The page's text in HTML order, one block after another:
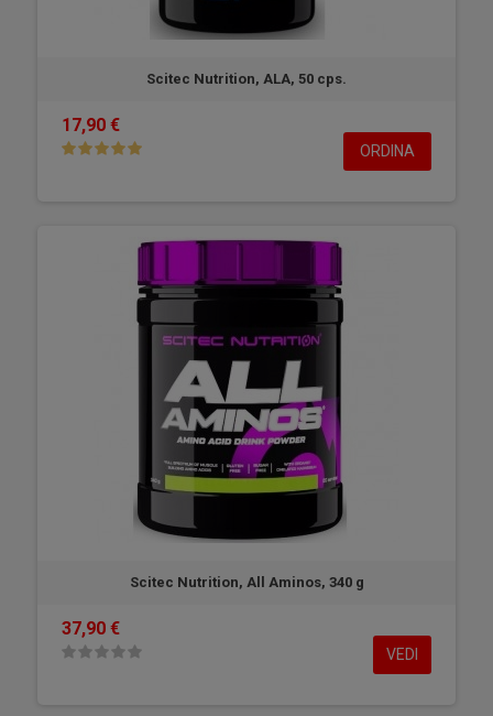
Scitec Nutrition, ALA, 50 cps.
17,90 €
ORDINA
Scitec Nutrition, All Aminos, 340 g
37,90 €
VEDI